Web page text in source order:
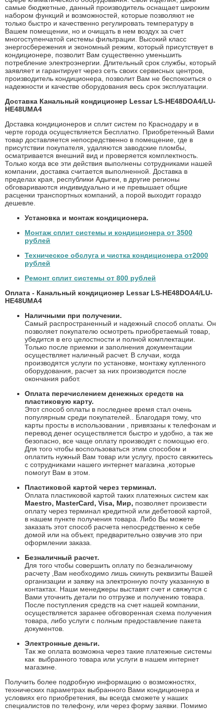
самые бюджетные, данный производитель оснащает широким
набором функций и возможностей, которые позволяют не
только быстро и качественно регулировать температуру в
Вашем помещении, но и очищать в нем воздух за счет
многоступенчатой системы фильтрации. Высокий класс
энергосбережения и экономный режим, который присутствует в
кондиционере, позволит Вам существенно уменьшить
потребление электроэнергии. Длительный срок службы, который
заявляет и гарантирует через сеть своих сервисных центров,
производитель кондиционера, позволит Вам не беспокоиться о
надежности и качестве оборудования весь срок эксплуатации.
Доставка Канальный кондиционер Lessar LS-HE48DOA4/LU-
HE48UMA4
Доставка кондиционеров и сплит систем по Краснодару и в
черте города осуществляется Бесплатно. Приобретенный Вами
товар доставляется непосредственно в помещение, где в
присутствии покупателя, удаляются заводские пломбы,
осматривается внешний вид и проверяется комплектность.
Только когда все эти действия выполнены сотрудниками нашей
компании, доставка считается выполненной. Доставка в
пределах края, республики Адыгеи, в другие регионы
обговариваются индивидуально и не превышает общие
расценки транспортных компаний, а порой выходит гораздо
дешевле.
Установка и монтаж кондиционера.
Монтаж сплит системы и кондиционера от 3500
рублей
Техническое обслуга и чистка кондиционера от2000
рублей
Ремонт сплит системы от 800 рублей
Оплата - Канальный кондиционер Lessar LS-HE48DOA4/LU-
HE48UMA4
Наличными при получении.
Самый распространенный и надежный способ оплаты. Он
позволяет покупателю осмотреть приобретаемый товар,
убедится в его целостности и полной комплектации.
Только после приемки и заполнения документации
осуществляет наличный расчет. В случаи, когда
производятся услуги по установке, монтажу купленного
оборудования, расчет за них производится после
окончания работ.
Оплата перечислением денежных средств на
пластиковую карту.
Этот способ оплаты в последнее время стал очень
популярным среди покупателей.. Благодаря тому, что
карты просты в использовании , привязаны к телефонам и
перевод денег осуществляется быстро и удобно, а так же
безопасно, все чаще оплату производят с помощью его.
Для того чтобы воспользоваться этим способом и
оплатить нужный Вам товар или услугу, просто свяжитесь
с сотрудниками нашего интернет магазина ,которые
помогут Вам в этом.
Пластиковой картой через терминал.
Оплата пластиковой картой таких платежных систем как
Maestro, MasterCard, Visa, Мир, позволяет произвести
оплату через терминал кредитной или дебетовой картой,
в нашем пункте получения товара. Либо Вы можете
заказать этот способ расчета непосредственно к себе
домой или на объект, предварительно озвучив это при
оформлении заказа.
Безналичный расчет.
Для того чтобы совершить оплату по безналичному
расчету ,Вам необходимо лишь скинуть реквизиты Вашей
организации и заявку на электронную почту указанную в
контактах. Наши менеджеры выставят счет и свяжутся с
Вами уточнить детали по отгрузке и получению товара.
После поступления средств на счет нашей компании,
осуществляется заранее обговоренная схема получения
товара, либо услуги с полным предоставление пакета
документов.
Электронные деньги.
Так же оплата возможна через такие платежные системы
как выбранного товара или услуги в нашем интернет
магазине.
Получить более подробную информацию о возможностях,
технических параметрах выбранного Вами кондиционера и
условиях его приобретения, вы всегда сможете у наших
специалистов по телефону, или через форму заявки. Помимо